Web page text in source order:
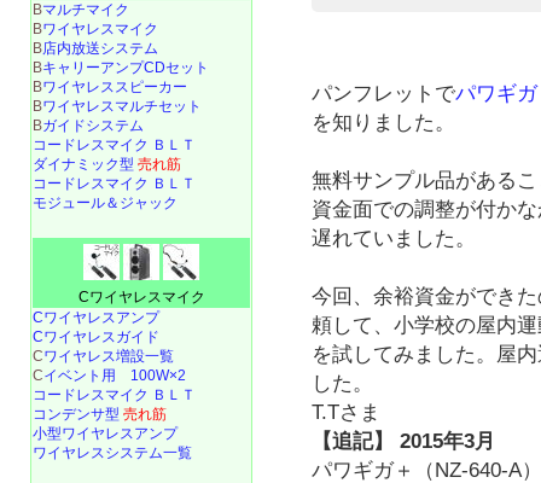
パンフレットでパワギ
を知りました。
無料サンプル品がある
資金面での調整が付か
遅れていました。
今回、余裕資金ができ
頼して、小学校の屋内
を試してみました。屋
した。
T.Tさま
【追記】 2015年3月
パワギガ＋（NZ-640-A
Bマルチマイク
Bワイヤレスマイク
B店内放送システム
BキャリーアンプCDセット
Bワイヤレススピーカー
Bワイヤレスマルチセット
Bガイドシステム
コードレスマイク ＢＬＴ
ダイナミック型 売れ筋
コードレスマイク ＢＬＴ
モジュール＆ジャック
Cワイヤレスマイク
Cワイヤレスアンプ
Cワイヤレスガイド
Cワイヤレス増設一覧
Cイベント用 100W×2
コードレスマイク ＢＬＴ
コンデンサ型 売れ筋
小型ワイヤレスアンプ
ワイヤレスシステム一覧